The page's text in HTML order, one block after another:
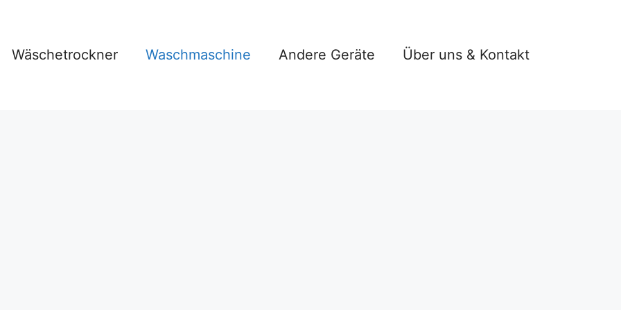
Wäschetrockner Waschmaschine Аndere Geräte Über uns & Kontakt